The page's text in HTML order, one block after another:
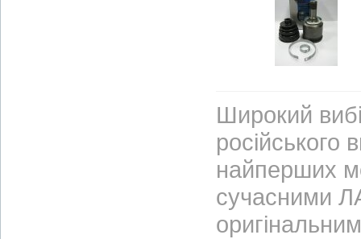
Широкий
найперших
сучасними